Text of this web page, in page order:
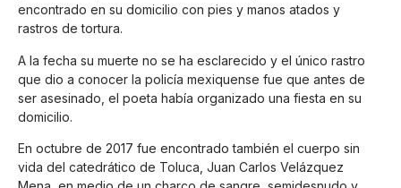
encontrado en su domicilio con pies y manos atados y
rastros de tortura.
A la fecha su muerte no se ha esclarecido y el único rastro
que dio a conocer la policía mexiquense fue que antes de
ser asesinado, el poeta había organizado una fiesta en su
domicilio.
En octubre de 2017 fue encontrado también el cuerpo sin
vida del catedrático de Toluca, Juan Carlos Velázquez